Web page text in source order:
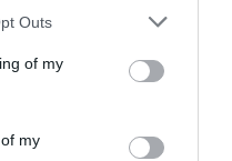
Outs
of my
my
de desmitificar la
de
es un trabajo